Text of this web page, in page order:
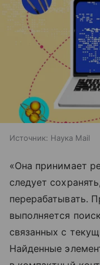
Источник: Наука Mail
«Она принимает
следует
перерабатывать.
выполняется
связанных с
Найденные